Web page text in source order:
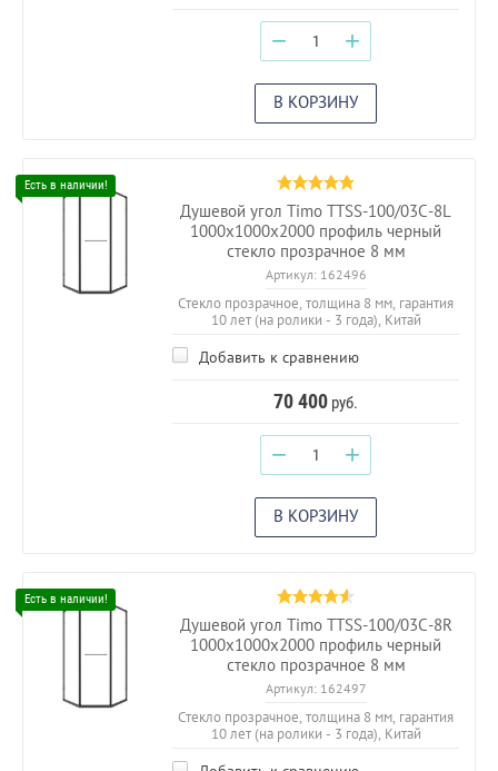
− +
В КОРЗИНУ
Душевой угол Timo TTSS-100/03C-8L
1000х1000х2000 профиль черный
стекло прозрачное 8 мм
Артикул:162496
Стекло прозрачное, толщина 8 мм, гарантия
10 лет (на ролики - 3 года), Китай
Добавить к сравнению
70 400 руб.
− +
В КОРЗИНУ
Душевой угол Timo TTSS-100/03C-8R
1000х1000х2000 профиль черный
стекло прозрачное 8 мм
Артикул:162497
Стекло прозрачное, толщина 8 мм, гарантия
10 лет (на ролики - 3 года), Китай